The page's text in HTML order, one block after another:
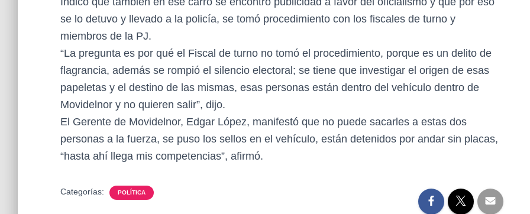
se lo detuvo y llevado a la policía, se tomó procedimiento con los fiscales de turno y
miembros de la PJ.
“La pregunta es por qué el Fiscal de turno no tomó el procedimiento, porque es un delito de
flagrancia, además se rompió el silencio electoral; se tiene que investigar el origen de esas
papeletas y el destino de las mismas, esas personas están dentro del vehículo dentro de
Movidelnor y no quieren salir”, dijo.
El Gerente de Movidelnor, Edgar López, manifestó que no puede sacarles a estas dos
personas a la fuerza, se puso los sellos en el vehículo, están detenidos por andar sin placas,
“hasta ahí llega mis competencias”, afirmó.
Categorías: POLÍTICA